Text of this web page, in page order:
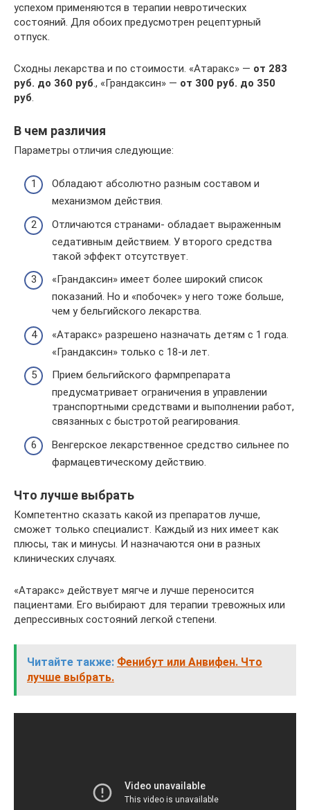
успехом применяются в терапии невротических
состояний. Для обоих предусмотрен рецептурный
отпуск.
Сходны лекарства и по стоимости. «Атаракс» — от 283
руб. до 360 руб ., «Грандаксин» — от 300 руб. до 350
руб
В чем различия
Параметры отличия следующие:
Обладают абсолютно разным составом и
механизмом действия.
Отличаются странами- обладает выраженным
седативным действием. У второго средства
такой эффект отсутствует.
«Грандаксин» имеет более широкий список
показаний. Но и «побочек» у него тоже больше,
чем у бельгийского лекарства.
«Атаракс» разрешено назначать детям с 1 года.
«Грандаксин» только с 18-и лет.
Прием бельгийского фармпрепарата
предусматривает ограничения в управлении
транспортными средствами и выполнении работ,
связанных с быстротой реагирования.
Венгерское лекарственное средство сильнее по
фармацевтическому действию.
Что лучше выбрать
Компетентно сказать какой из препаратов лучше,
сможет только специалист. Каждый из них имеет как
плюсы, так и минусы. И назначаются они в разных
клинических случаях.
«Атаракс» действует мягче и лучше переносится
пациентами. Его выбирают для терапии тревожных или
депрессивных состояний легкой степени.
Читайте также: Фенибут или Анвифен. Что
лучше выбрать.